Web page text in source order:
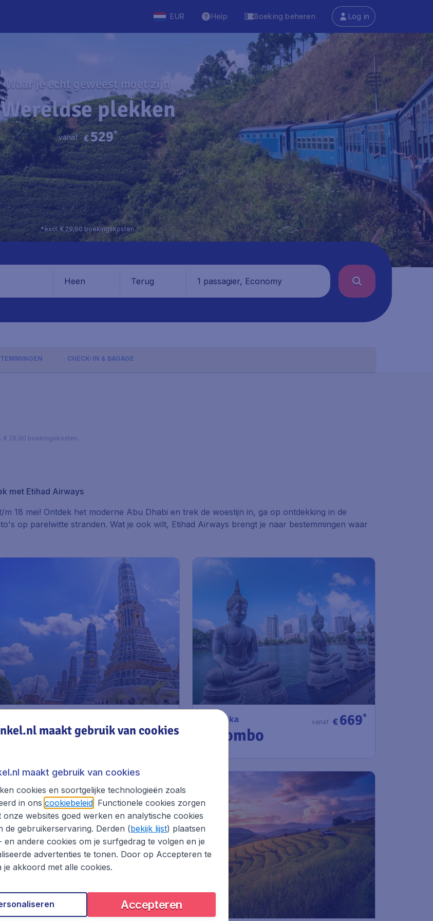
EUR Help Boeking beheren Log in
Waar je echt geweest moet zijn
Wereldse plekken
vanaf €529*
*excl. € 29,90 boekingskosten.
Heen Terug 1 passagier, Economy
CHECK-IN & BAGAGE
€ 29,90 boekingskosten.
met Etihad Airways
18 mei! Ontdek het moderne Abu Dhabi en trek de woestijn in, ga op ontdekking in de
op parelwitte stranden. Wat je ook wilt, Etihad Airways brengt je naar bestemmingen waar
Bangkok
Sri Lanka
Colombo
€669*
vanaf
maakt gebruik van cookies
maakt gebruik van cookies
cookies en soortgelijke technologieën zoals
in ons cookiebeleid. Functionele cookies zorgen
websites goed werken en analytische cookies
de gebruikerservaring. Derden (bekijk lijst) plaatsen
en andere cookies om je surfgedrag te volgen en je
advertenties te tonen. Door op Accepteren te
je akkoord met alle cookies.
Accepteren